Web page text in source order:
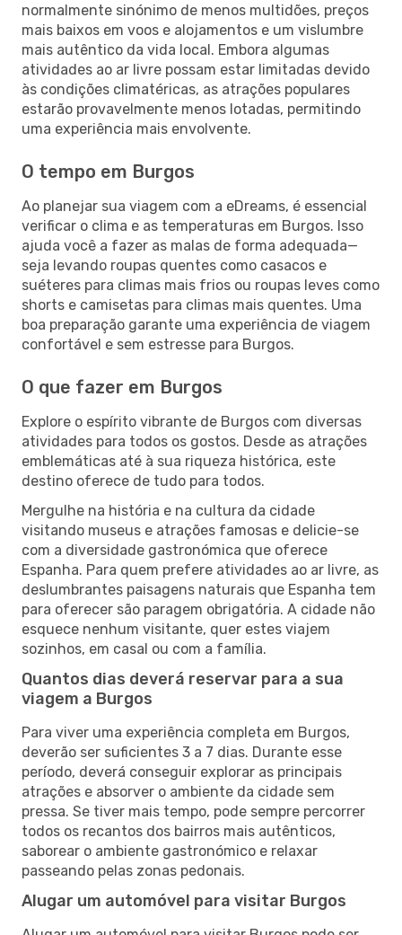
normalmente sinónimo de menos multidões, preços
mais baixos em voos e alojamentos e um vislumbre
mais autêntico da vida local. Embora algumas
atividades ao ar livre possam estar limitadas devido
às condições climatéricas, as atrações populares
estarão provavelmente menos lotadas, permitindo
uma experiência mais envolvente.
O tempo em Burgos
Ao planejar sua viagem com a eDreams, é essencial
verificar o clima e as temperaturas em Burgos. Isso
ajuda você a fazer as malas de forma adequada—
seja levando roupas quentes como casacos e
suéteres para climas mais frios ou roupas leves como
shorts e camisetas para climas mais quentes. Uma
boa preparação garante uma experiência de viagem
confortável e sem estresse para Burgos.
O que fazer em Burgos
Explore o espírito vibrante de Burgos com diversas
atividades para todos os gostos. Desde as atrações
emblemáticas até à sua riqueza histórica, este
destino oferece de tudo para todos.
Mergulhe na história e na cultura da cidade
visitando museus e atrações famosas e delicie-se
com a diversidade gastronómica que oferece
Espanha. Para quem prefere atividades ao ar livre, as
deslumbrantes paisagens naturais que Espanha tem
para oferecer são paragem obrigatória. A cidade não
esquece nenhum visitante, quer estes viajem
sozinhos, em casal ou com a família.
Quantos dias deverá reservar para a sua
viagem a Burgos
Para viver uma experiência completa em Burgos,
deverão ser suficientes 3 a 7 dias. Durante esse
período, deverá conseguir explorar as principais
atrações e absorver o ambiente da cidade sem
pressa. Se tiver mais tempo, pode sempre percorrer
todos os recantos dos bairros mais autênticos,
saborear o ambiente gastronómico e relaxar
passeando pelas zonas pedonais.
Alugar um automóvel para visitar Burgos